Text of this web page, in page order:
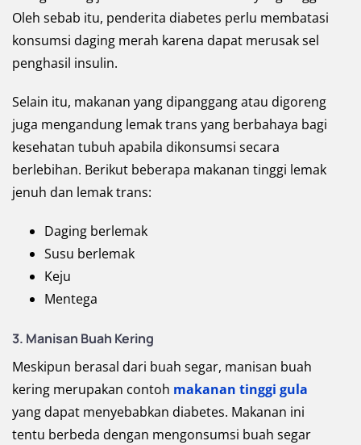
Oleh sebab itu, penderita diabetes perlu membatasi
konsumsi daging merah karena dapat merusak sel
penghasil insulin.
Selain itu, makanan yang dipanggang atau digoreng
juga mengandung lemak trans yang berbahaya bagi
kesehatan tubuh apabila dikonsumsi secara
berlebihan. Berikut beberapa makanan tinggi lemak
jenuh dan lemak trans:
Daging berlemak
Susu berlemak
Keju
Mentega
3. Manisan Buah Kering
Meskipun berasal dari buah segar, manisan buah
kering merupakan contoh makanan tinggi gula
yang dapat menyebabkan diabetes. Makanan ini
tentu berbeda dengan mengonsumsi buah segar